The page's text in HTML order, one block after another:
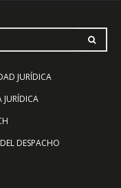
JURÍDICA
JURÍDICA
DESPACHO